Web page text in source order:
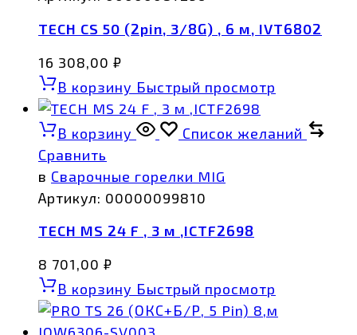
TECH CS 50 (2pin, 3/8G) , 6 м, IVT6802
16 308,00 ₽
В корзину Быстрый просмотр
В корзину
Список желаний
Сравнить
в Сварочные горелки MIG
Артикул: 00000099810
TECH MS 24 F , 3 м ,ICTF2698
8 701,00 ₽
В корзину Быстрый просмотр